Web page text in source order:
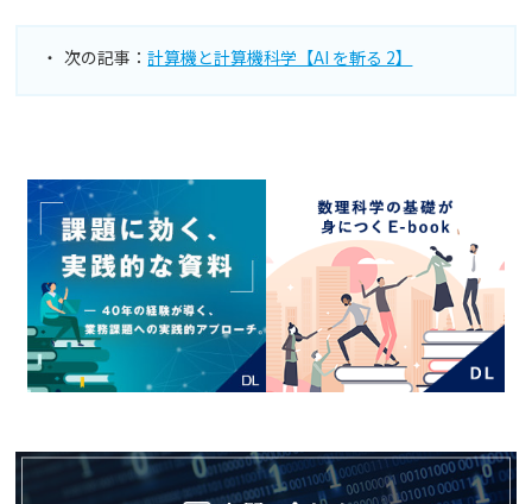
次の記事：計算機と計算機科学【AI を斬る 2】